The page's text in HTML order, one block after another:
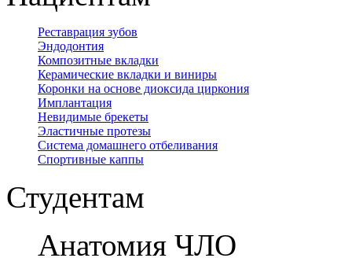
Реставрация зубов
Эндодонтия
Композитные вкладки
Керамические вкладки и виниры
Коронки на основе диоксида циркония
Имплантация
Невидимые брекеты
Эластичные протезы
Система домашнего отбеливания
Спортивные каппы
Студентам
Анатомия ЧЛО